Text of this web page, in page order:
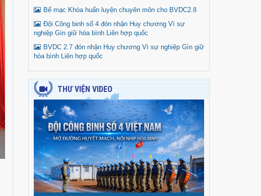
Bế mạc Khóa huấn luyện chuyên môn cho BVDC2.8
Đội Công binh số 4 đón nhận Huy chương Vì sự
nghiệp Gìn giữ hòa bình Liên hợp quốc
BVDC 2.7 đón nhận Huy chương Vì sự nghiệp Gìn giữ
hòa bình Liên hợp quốc
THƯ VIỆN VIDEO